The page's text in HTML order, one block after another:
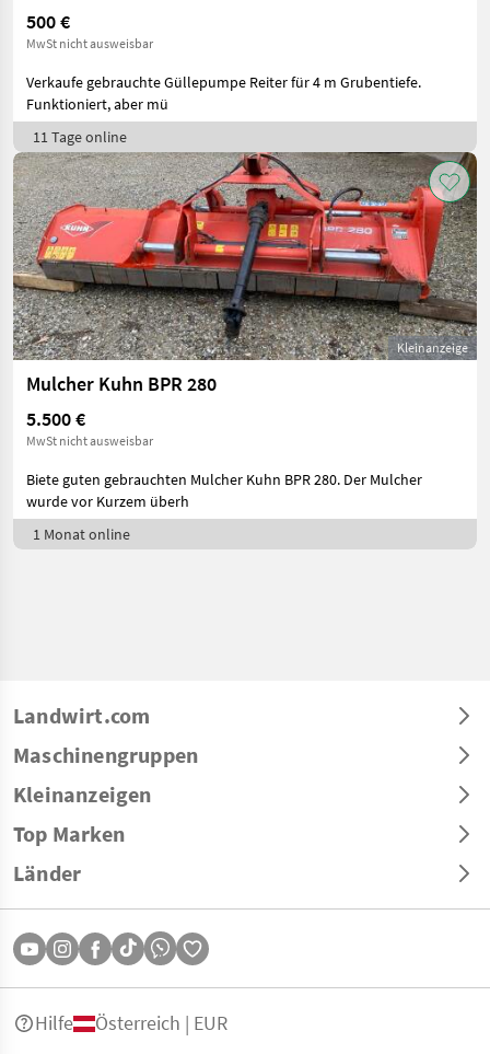
500 €
MwSt nicht ausweisbar
Verkaufe gebrauchte Güllepumpe Reiter für 4 m Grubentiefe.
Funktioniert, aber mü
11 Tage online
Kleinanzeige
Mulcher Kuhn BPR 280
5.500 €
MwSt nicht ausweisbar
Biete guten gebrauchten Mulcher Kuhn BPR 280. Der Mulcher
wurde vor Kurzem überh
1 Monat online
Landwirt.com
Maschinengruppen
Kleinanzeigen
Top Marken
Länder
Hilfe Österreich | EUR